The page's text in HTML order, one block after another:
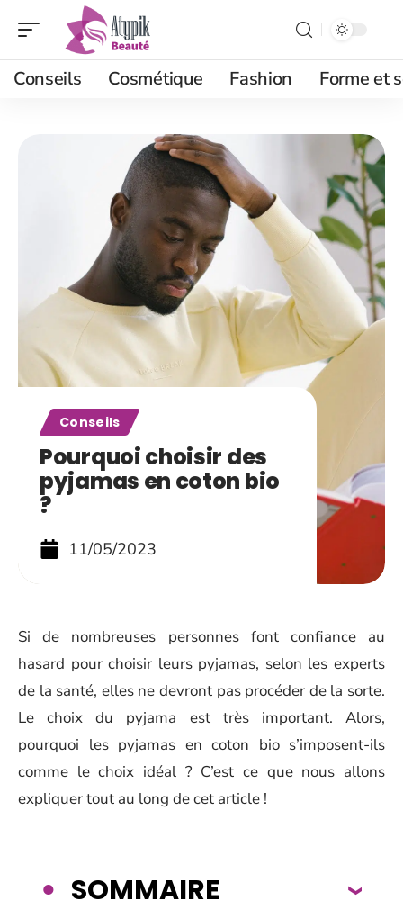
Conseils Cosmétique Fashion Forme et
Conseils
Pourquoi choisir des
pyjamas en coton bio
?
11/05/2023
Si de nombreuses personnes font confiance au
hasard pour choisir leurs pyjamas, selon les experts
de la santé, elles ne devront pas procéder de la sorte.
Le choix du pyjama est très important. Alors,
pourquoi les pyjamas en coton bio s’imposent-ils
comme le choix idéal ? C’est ce que nous allons
expliquer tout au long de cet article !
SOMMAIRE